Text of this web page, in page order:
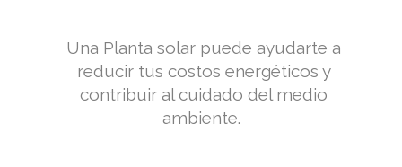
Una Planta solar puede ayudarte a
reducir tus costos energéticos y
contribuir al cuidado del medio
ambiente.